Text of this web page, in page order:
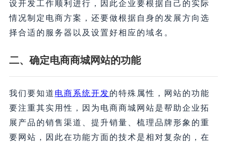
设开发工作顺利进行，因此企业要根据自己的实际
情况制定电商方案，还要做根据自身的发展方向选
择合适的服务器以及设置好相应的域名。
二、确定电商商城网站的功能
我们要知道 电商系统开发的特殊属性，网站的功能
要注重其实用性，因为电商商城网站是帮助企业拓
展产品的销售渠道、提升销量、梳理品牌形象的重
要网站，因此在功能方面的技术是相对复杂的，在